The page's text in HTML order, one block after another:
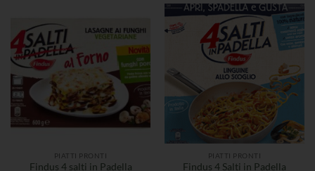
PIATTI PRONTI
Findus 4 salti in Padella
PIATTI PRONTI
Findus 4 Salti in Padella